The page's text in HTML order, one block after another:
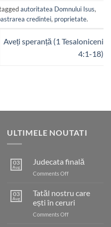
autoritatea Domnului Isus,
credintei, proprietate.
Aveți speranță (1 Tesaloniceni
4:1-18)
ULTIMELE NOUTATI
03
Aug
Judecata finală
Comments Offon
03
Aug
Tatăl nostru care
ești în ceruri
Comments Offon